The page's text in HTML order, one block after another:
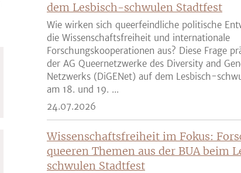
dem Lesbisch-schwulen Stadtfest
Wie wirken sich queerfeindliche politische
die Wissenschaftsfreiheit und internationale
Forschungskooperationen aus? Diese Frage
der AG Queernetzwerke des Diversity and
Netzwerks (DiGENet) auf dem Lesbisch-
am 18. und 19. ...
24.07.2026
Wissenschaftsfreiheit im Fokus:
queeren Themen aus der BUA beim
schwulen Stadtfest